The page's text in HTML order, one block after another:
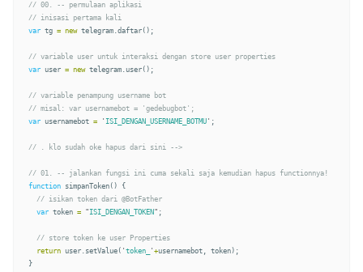
// 00. -- permulaan aplikasi
// inisasi pertama kali
var tg = new telegram .daftar ();
// variable user untuk interaksi dengan store user properties
var user = new telegram .user ();
// variable penampung username bot
// misal: var usernamebot = 'gedebugbot';
var usernamebot = 'ISI_DENGAN_USERNAME_BOTMU ' ;
// . klo sudah oke hapus dari sini -->
// 01. -- jalankan fungsi ini cuma sekali saja kemudian hapus functionnya!
function simpanToken ()
{
// isikan token dari @BotFather
var token = "ISI_DENGAN_TOKEN " ;
// store token ke user Properties
return user . setValue ( 'token_ '+usernamebot , token);
}